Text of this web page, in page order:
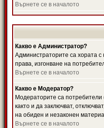
Върнете се в началото
Какво е Администратор?
Администраторите са хората
права, изгонване на
Върнете се в началото
Какво е Модератор?
Модераторите са
както и да заключват,
на обиден и незаконен
Върнете се в началото